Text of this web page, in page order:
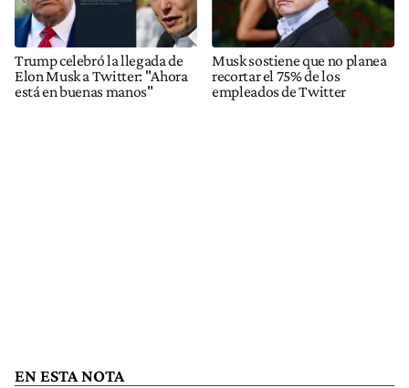
Trump celebró la llegada de
Elon Musk a Twitter: "Ahora
está en buenas manos"
Musk sostiene que no planea
recortar el 75% de los
empleados de Twitter
EN ESTA NOTA